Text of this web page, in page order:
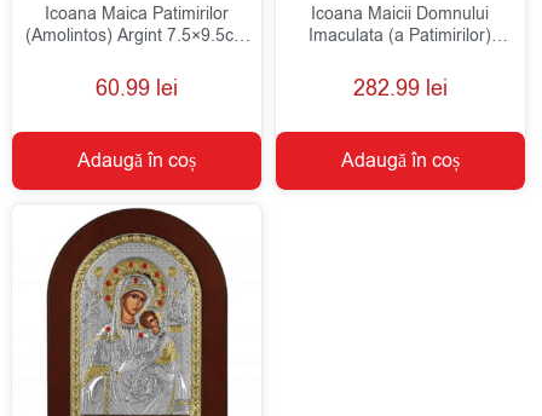
Icoana Maica Patimirilor
(Amolintos) Argint 7.5×9.5cm
60.99 lei
Adaugă în coș
Icoana Maicii Domnului
Imaculata (a Patimirilor)
282.99 lei
Adaugă în coș